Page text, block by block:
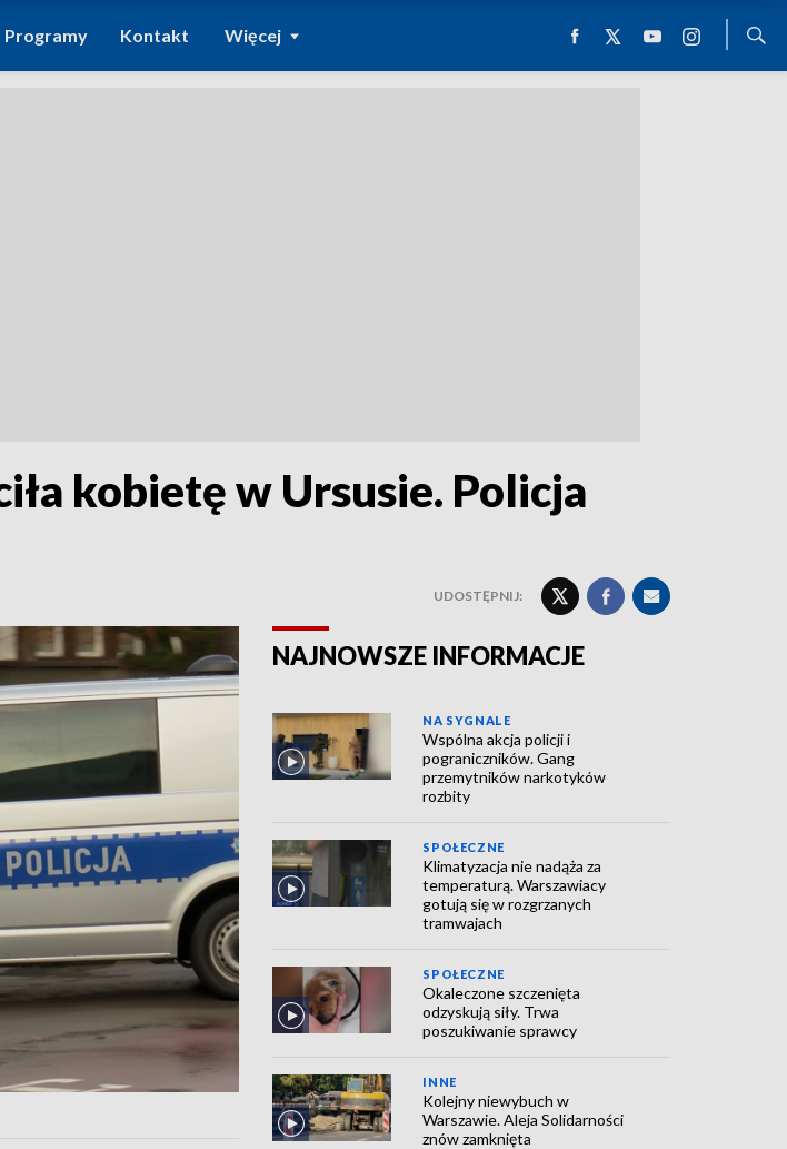
Programy Kontakt Więcej
kobietę w Ursusie. Policja
UDOSTĘPNIJ:
NAJNOWSZE INFORMACJE
NA SYGNALE
Wspólna akcja policji i
pograniczników. Gang
przemytników narkotyków
rozbity
SPOŁECZNE
Klimatyzacja nie nadąża za
temperaturą. Warszawiacy
gotują się w rozgrzanych
tramwajach
SPOŁECZNE
Okaleczone szczenięta
odzyskują siły. Trwa
poszukiwanie sprawcy
INNE
Kolejny niewybuch w
Warszawie. Aleja Solidarności
znów zamknięta